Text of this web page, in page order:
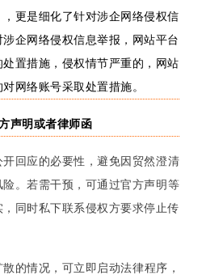
更是细化了针对涉企网络侵权信
企网络侵权信息举报，网站平台
置措施，侵权情节严重的，网站
网络账号采取处置措施。
声明或者律师函
开回应的必要性，避免因贸然澄清
险。若需干预，可通过官方声明等
同时私下联系侵权方要求停止传
散 的情况，可立即启动法律程序，